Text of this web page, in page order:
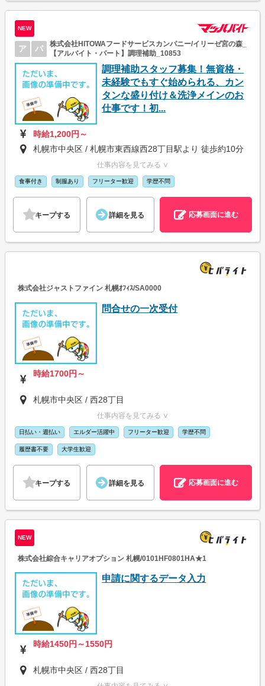
NEW
ア パ
株式会社HITOWAフードサービスカンパニー/イリーゼ宮の森_
【アルバイト・パート】調理補助_10853
調理補助スタッフ募集！無資格・
未経験でもすぐ始められる、カン
タンな盛り付け＆洗浄メインのお
仕事です！初...
時給1,200円～
札幌市中央区 / 札幌市東西線西28丁目駅より 徒歩約10分
仕事内容を見てみる ∨
食事付き 制服あり フリーター歓迎 学歴不問
キープする 詳細を見る 応募画面に進む
株式会社ジャストファイン 札幌ｵﾌｨｽ/SA0000
問合せの一次受付
時給1700円～
札幌市中央区 / 西28丁目
仕事内容を見てみる ∨
日払い・週払い エルダー活躍中 フリーター歓迎 学歴不問
履歴書不要 大学生歓迎
キープする 詳細を見る 応募画面に進む
NEW
株式会社綜合キャリアオプション 札幌/0101HF0801HA★1
申請に関するデータ入力
時給1450円～1550円
札幌市中央区 / 西28丁目